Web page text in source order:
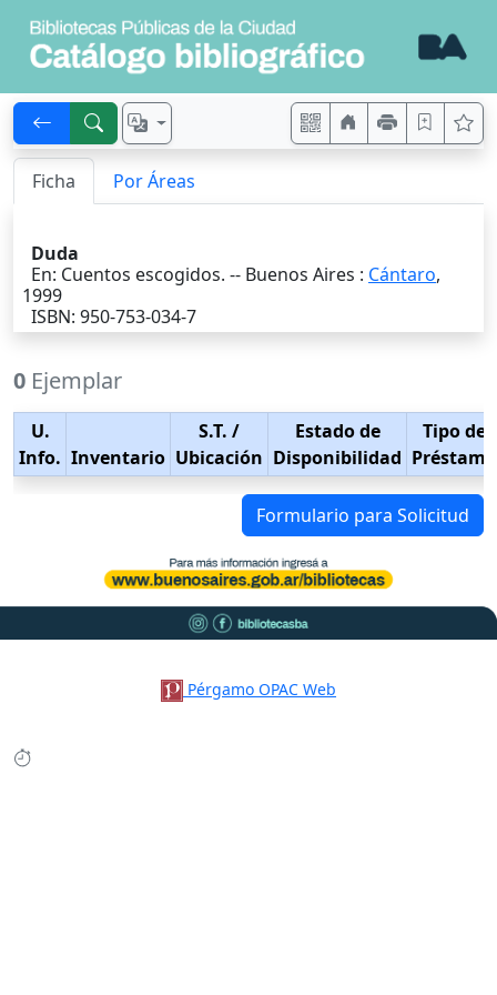
Ficha Por Áreas
Duda
En: Cuentos escogidos. -- Buenos Aires : Cántaro,
1999
ISBN: 950-753-034-7
0 Ejemplar
U.
Info. Inventario
S.T. /
Ubicación
Estado de
Disponibilidad
Tipo de
Préstamo
Formulario para Solicitud
Pérgamo OPAC Web